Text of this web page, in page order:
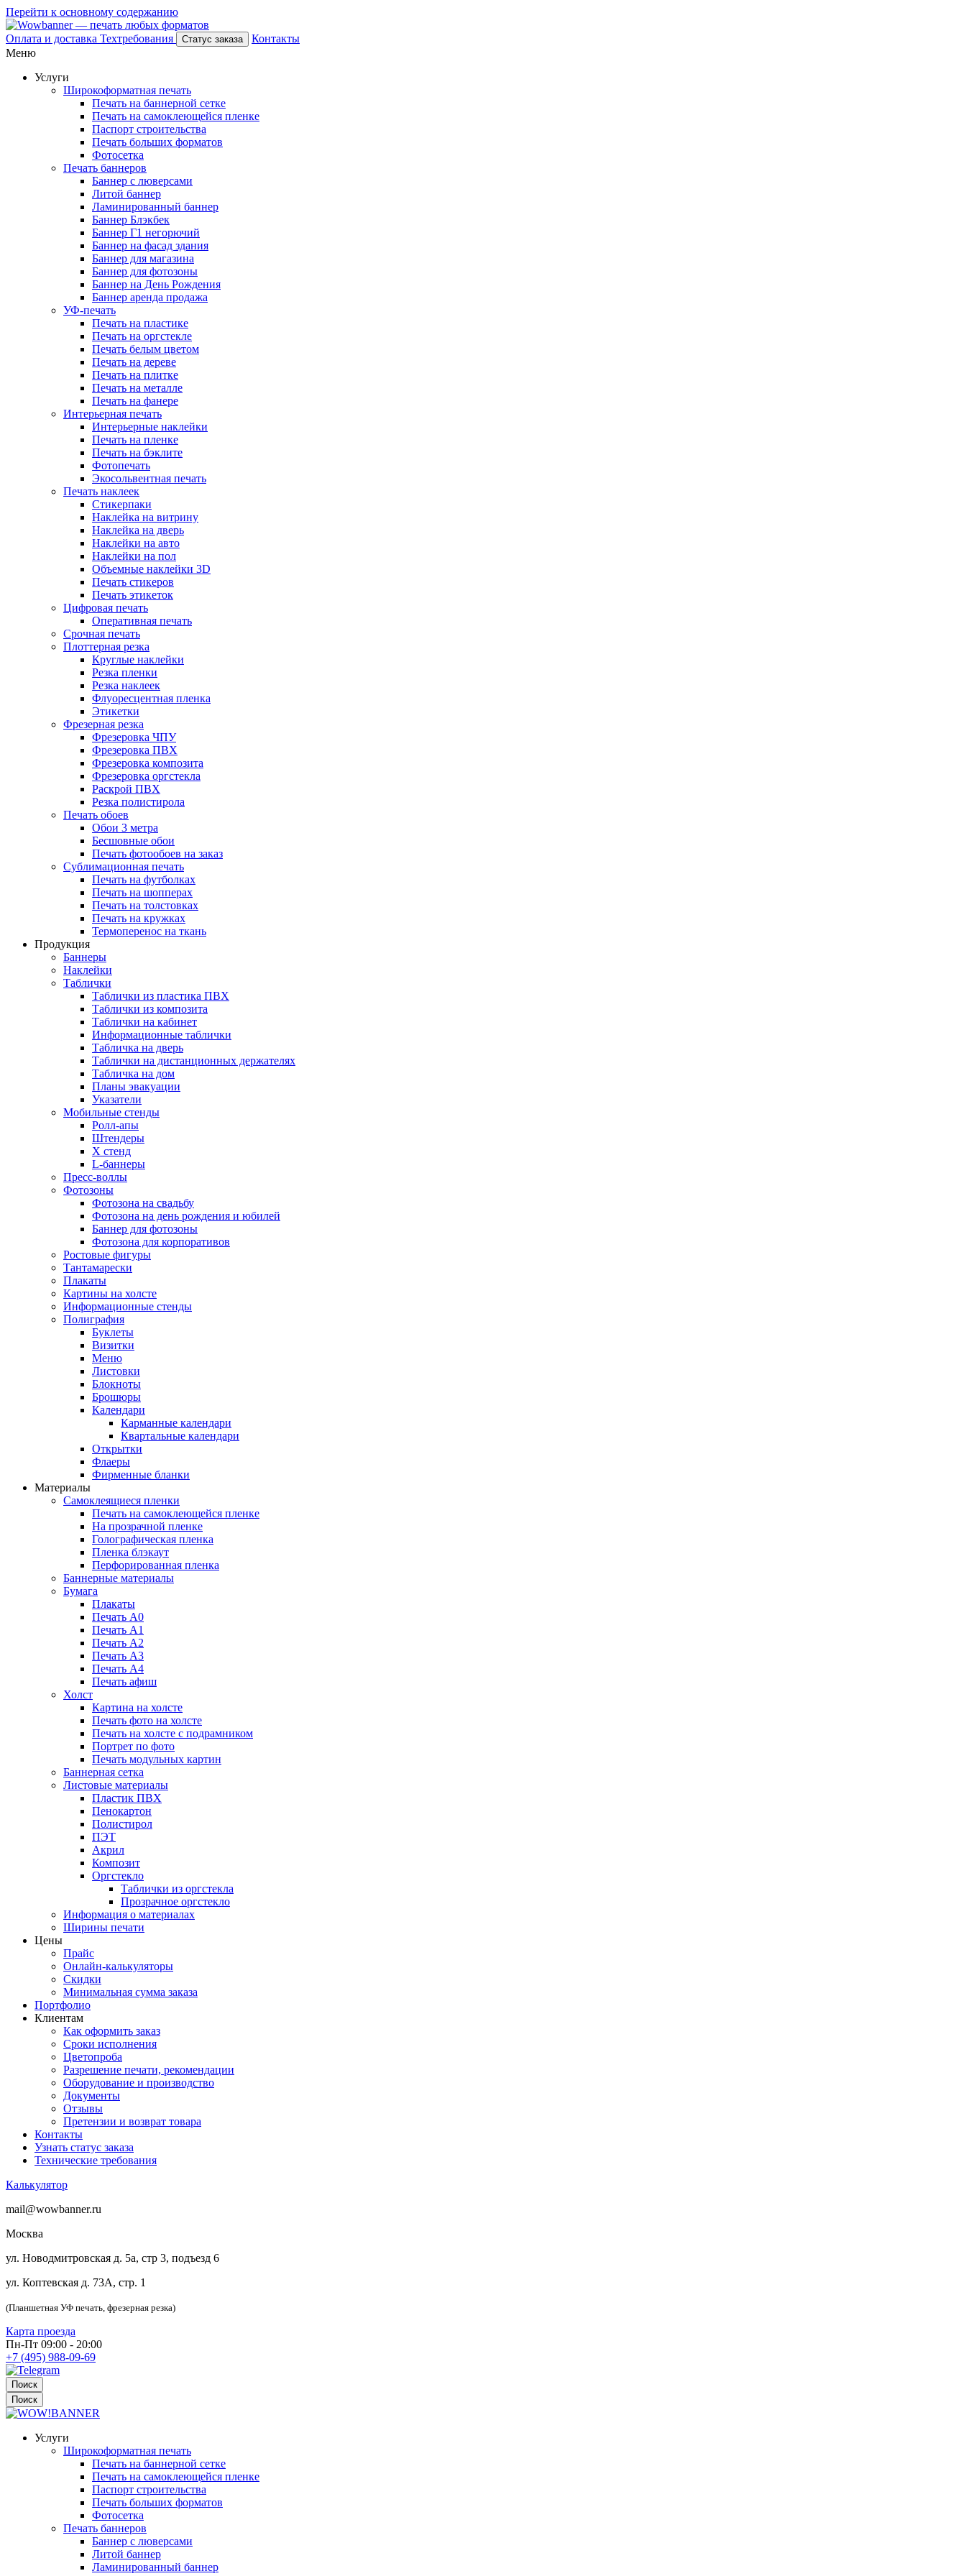
Перейти к основному содержанию
Оплата и доставка Техтребования Статус заказа
Контакты
Меню
Услуги
Широкоформатная печать
Печать на баннерной сетке
Печать на самоклеющейся пленке
Паспорт строительства
Печать больших форматов
Фотосетка
Печать баннеров
Баннер с люверсами
Литой баннер
Ламинированный баннер
Баннер Блэкбек
Баннер Г1 негорючий
Баннер на фасад здания
Баннер для магазина
Баннер для фотозоны
Баннер на День Рождения
Баннер аренда продажа
УФ-печать
Печать на пластике
Печать на оргстекле
Печать белым цветом
Печать на дереве
Печать на плитке
Печать на металле
Печать на фанере
Интерьерная печать
Интерьерные наклейки
Печать на пленке
Печать на бэклите
Фотопечать
Экосольвентная печать
Печать наклеек
Стикерпаки
Наклейка на витрину
Наклейка на дверь
Наклейки на авто
Наклейки на пол
Объемные наклейки 3D
Печать стикеров
Печать этикеток
Цифровая печать
Оперативная печать
Срочная печать
Плоттерная резка
Круглые наклейки
Резка пленки
Резка наклеек
Флуоресцентная пленка
Этикетки
Фрезерная резка
Фрезеровка ЧПУ
Фрезеровка ПВХ
Фрезеровка композита
Фрезеровка оргстекла
Раскрой ПВХ
Резка полистирола
Печать обоев
Обои 3 метра
Бесшовные обои
Печать фотообоев на заказ
Сублимационная печать
Печать на футболках
Печать на шопперах
Печать на толстовках
Печать на кружках
Термоперенос на ткань
Продукция
Баннеры
Наклейки
Таблички
Таблички из пластика ПВХ
Таблички из композита
Таблички на кабинет
Информационные таблички
Табличка на дверь
Таблички на дистанционных держателях
Табличка на дом
Планы эвакуации
Указатели
Мобильные стенды
Ролл-апы
Штендеры
Х стенд
L-баннеры
Пресс-воллы
Фотозоны
Фотозона на свадьбу
Фотозона на день рождения и юбилей
Баннер для фотозоны
Фотозона для корпоративов
Ростовые фигуры
Тантамарески
Плакаты
Картины на холсте
Информационные стенды
Полиграфия
Буклеты
Визитки
Меню
Листовки
Блокноты
Брошюры
Календари
Карманные календари
Квартальные календари
Открытки
Флаеры
Фирменные бланки
Материалы
Самоклеящиеся пленки
Печать на самоклеющейся пленке
На прозрачной пленке
Голографическая пленка
Пленка блэкаут
Перфорированная пленка
Баннерные материалы
Бумага
Плакаты
Печать А0
Печать А1
Печать А2
Печать А3
Печать А4
Печать афиш
Холст
Картина на холсте
Печать фото на холсте
Печать на холсте с подрамником
Портрет по фото
Печать модульных картин
Баннерная сетка
Листовые материалы
Пластик ПВХ
Пенокартон
Полистирол
ПЭТ
Акрил
Композит
Оргстекло
Таблички из оргстекла
Прозрачное оргстекло
Информация о материалах
Ширины печати
Цены
Прайс
Онлайн-калькуляторы
Скидки
Минимальная сумма заказа
Портфолио
Клиентам
Как оформить заказ
Сроки исполнения
Цветопроба
Разрешение печати, рекомендации
Оборудование и производство
Документы
Отзывы
Претензии и возврат товара
Контакты
Узнать статус заказа
Технические требования
Калькулятор
mail@wowbanner.ru
Москва
ул. Новодмитровская д. 5а, стр 3, подъезд 6
ул. Коптевская д. 73А, стр. 1
(Планшетная УФ печать, фрезерная резка)
Карта проезда
Пн-Пт 09:00 - 20:00
+7 (495) 988-09-69
Поиск
Поиск
Услуги
Широкоформатная печать
Печать на баннерной сетке
Печать на самоклеющейся пленке
Паспорт строительства
Печать больших форматов
Фотосетка
Печать баннеров
Баннер с люверсами
Литой баннер
Ламинированный баннер